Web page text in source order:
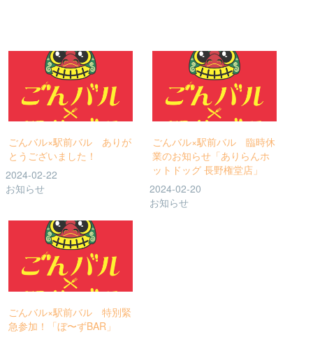
ごんバル×駅前バル ありが
とうございました！
2024-02-22
お知らせ
ごんバル×駅前バル 臨時休
業のお知らせ「ありらんホ
ットドッグ 長野権堂店」
2024-02-20
お知らせ
ごんバル×駅前バル 特別緊
急参加！「ぼ〜ずBAR」